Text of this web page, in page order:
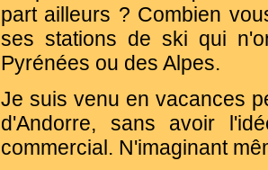
part ailleurs ? Combien
ses stations de ski qui
Pyrénées ou des Alpes.
Je suis venu en vacances
d'Andorre, sans avoir
commercial. N'imaginant